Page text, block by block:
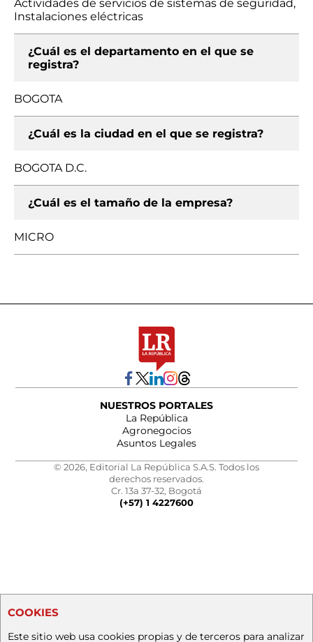
Actividades de servicios de sistemas de seguridad,
Instalaciones eléctricas
¿Cuál es el departamento en el que se
registra?
BOGOTA
¿Cuál es la ciudad en el que se registra?
BOGOTA D.C.
¿Cuál es el tamaño de la empresa?
MICRO
NUESTROS PORTALES
La República
Agronegocios
Asuntos Legales
© 2026, Editorial La República S.A.S. Todos los
derechos reservados.
Cr. 13a 37-32, Bogotá
(+57) 1 4227600
COOKIES
Este sitio web usa cookies propias y de terceros para analizar